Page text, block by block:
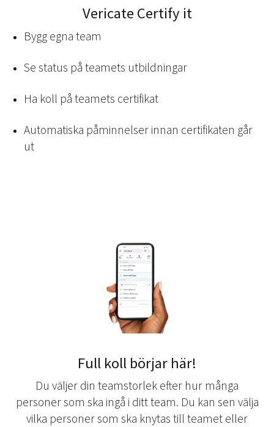
Vericate Certify it
Bygg egna team
Se status på teamets utbildningar
Ha koll på teamets certifikat
Automatiska påminnelser innan certifikaten går
ut
Full koll börjar här!
Du väljer din teamstorlek efter hur många
personer som ska ingå i ditt team. Du kan sen välja
vilka personer som ska knytas till teamet eller